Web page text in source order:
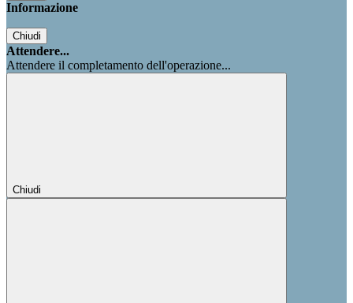
Informazione
Chiudi
Attendere...
Attendere il completamento dell'operazione...
Chiudi